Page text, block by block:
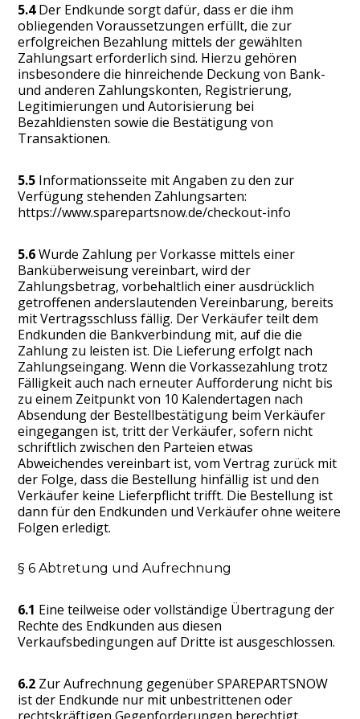
5.4Der Endkunde sorgt dafür, dass er die ihm
obliegenden Voraussetzungen erfüllt, die zur
erfolgreichen Bezahlung mittels der gewählten
Zahlungsart erforderlich sind. Hierzu gehören
insbesondere die hinreichende Deckung von Bank-
und anderen Zahlungskonten, Registrierung,
Legitimierungen und Autorisierung bei
Bezahldiensten sowie die Bestätigung von
Transaktionen.
5.5 Informationsseite mit Angaben zu den zur
Verfügung stehenden Zahlungsarten:
https://www.sparepartsnow.de/checkout-info
5.6Wurde Zahlung per Vorkasse mittels einer
Banküberweisung vereinbart, wird der
Zahlungsbetrag, vorbehaltlich einer ausdrücklich
getroffenen anderslautenden Vereinbarung, bereits
mit Vertragsschluss fällig. Der Verkäufer teilt dem
Endkunden die Bankverbindung mit, auf die die
Zahlung zu leisten ist. Die Lieferung erfolgt nach
Zahlungseingang. Wenn die Vorkassezahlung trotz
Fälligkeit auch nach erneuter Aufforderung nicht bis
zu einem Zeitpunkt von 10 Kalendertagen nach
Absendung der Bestellbestätigung beim Verkäufer
eingegangen ist, tritt der Verkäufer, sofern nicht
schriftlich zwischen den Parteien etwas
Abweichendes vereinbart ist, vom Vertrag zurück mit
der Folge, dass die Bestellung hinfällig ist und den
Verkäufer keine Lieferpflicht trifft. Die Bestellung ist
dann für den Endkunden und Verkäufer ohne weitere
Folgen erledigt.
§ 6 Abtretung und Aufrechnung
6.1 Eine teilweise oder vollständige Übertragung der
Rechte des Endkunden aus diesen
Verkaufsbedingungen auf Dritte ist ausgeschlossen.
6.2 Zur Aufrechnung gegenüber SPAREPARTSNOW
ist der Endkunde nur mit unbestrittenen oder